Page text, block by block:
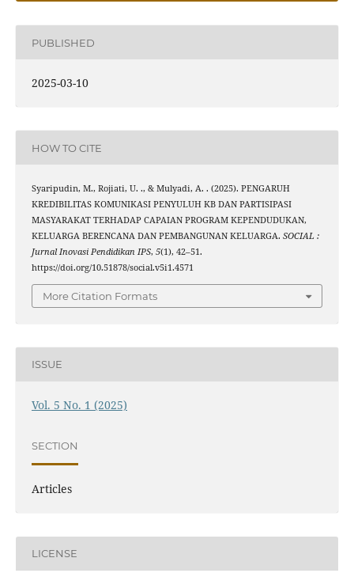
PUBLISHED
2025-03-10
HOW TO CITE
Syaripudin, M., Rojiati, U. ., & Mulyadi, A. . (2025). PENGARUH
KREDIBILITAS KOMUNIKASI PENYULUH KB DAN PARTISIPASI
MASYARAKAT TERHADAP CAPAIAN PROGRAM KEPENDUDUKAN,
KELUARGA BERENCANA DAN PEMBANGUNAN KELUARGA. SOCIAL :
Jurnal Inovasi Pendidikan IPS, 5(1), 42–51.
https://doi.org/10.51878/social.v5i1.4571
More Citation Formats
ISSUE
Vol. 5 No. 1 (2025)
SECTION
Articles
LICENSE